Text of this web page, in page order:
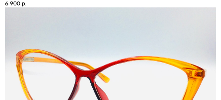
6 900 р.